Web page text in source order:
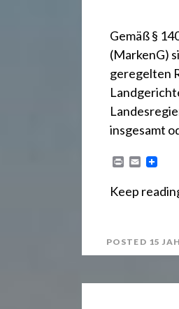
Gemäß §
(MarkenG)
geregelten
insgesamt
n
E
i
Keep
POSTED 15